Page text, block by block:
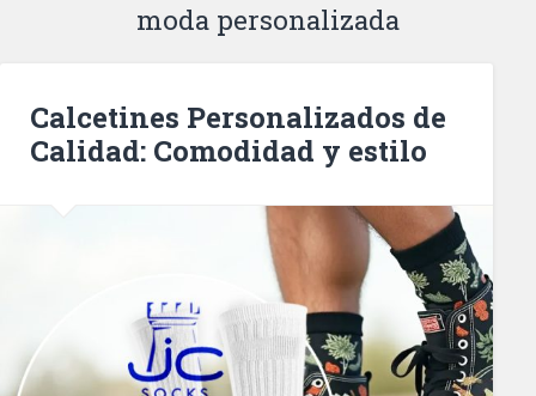
moda personalizada
Calcetines Personalizados de
Calidad: Comodidad y estilo